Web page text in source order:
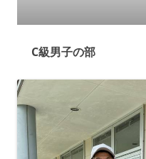
C級男子の部